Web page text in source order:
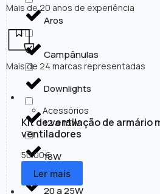
Aros
Campânulas
Downlights
12 a 15W
18W
20 a 25W
Mais de 20 anos de experiência
Mais de 24 marcas representadas
Acessórios
Kit de ventilação de armário
ventiladores
50.00€
Ler mais